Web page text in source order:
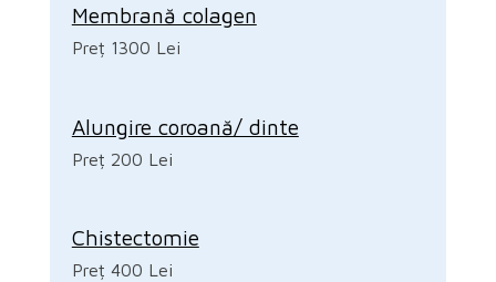
Membrană colagen
Preț 1300 Lei
Alungire coroană/ dinte
Preț 200 Lei
Chistectomie
Preț 400 Lei